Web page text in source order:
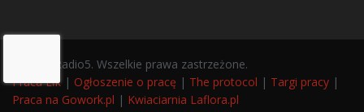
© 2025 Radio5. Wszelkie prawa zastrzeżone.
Praca Ełk| Ogłoszenie o pracę | The protocol | Targi pracy |
Praca na Gowork.pl | Kwiaciarnia Laflora.pl